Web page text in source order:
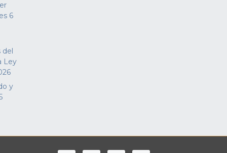
6
del
Ley
y